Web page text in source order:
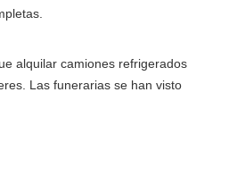
alquilar camiones refrigerados
Las funerarias se han visto